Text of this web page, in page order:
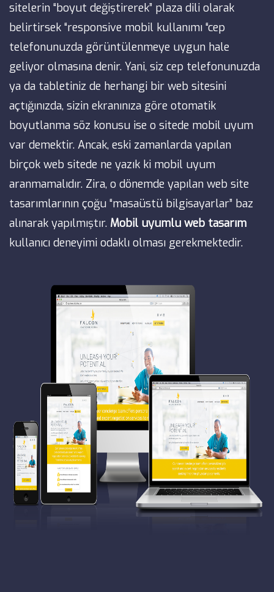
sitelerin “boyut değiştirerek” plaza dili olarak
belirtirsek “responsive mobil kullanımı “cep
telefonunuzda görüntülenmeye uygun hale
geliyor olmasına denir. Yani, siz cep telefonunuzda
ya da tabletiniz de herhangi bir web sitesini
açtığınızda, sizin ekranınıza göre otomatik
boyutlanma söz konusu ise o sitede mobil uyum
var demektir. Ancak, eski zamanlarda yapılan
birçok web sitede ne yazık ki mobil uyum
aranmamalıdır. Zira, o dönemde yapılan web site
tasarımlarının çoğu “masaüstü bilgisayarlar” baz
alınarak yapılmıştır. Mobil uyumlu web tasarım
kullanıcı deneyimi odaklı olması gerekmektedir.